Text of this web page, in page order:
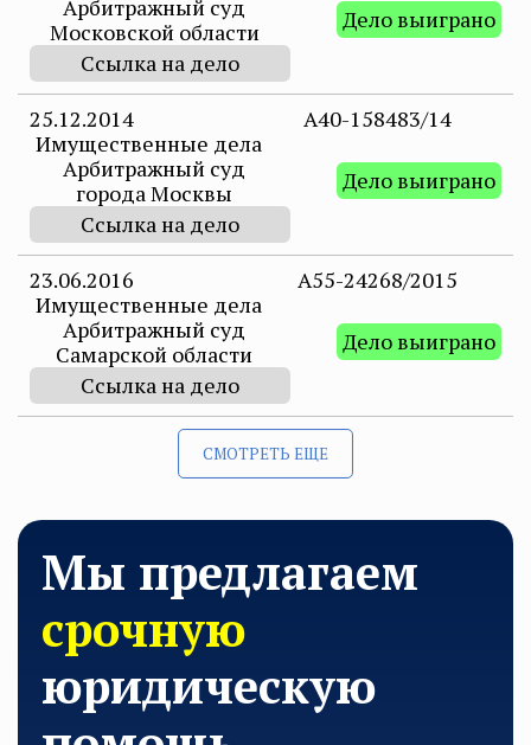
Арбитражный суд
Московской области
Дело выиграно
Ссылка на дело
25.12.2014
А40-158483/14
Имущественные дела
Арбитражный суд
города Москвы
Дело выиграно
Ссылка на дело
23.06.2016
А55-24268/2015
Имущественные дела
Арбитражный суд
Самарской области
Дело выиграно
Ссылка на дело
СМОТРЕТЬ ЕЩЕ
Мы предлагаем
срочную
юридическую